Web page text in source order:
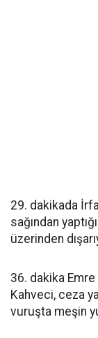
29. dakikada
sağından
üzerinden
36. dakika
Kahveci, ceza
vuruşta meşin